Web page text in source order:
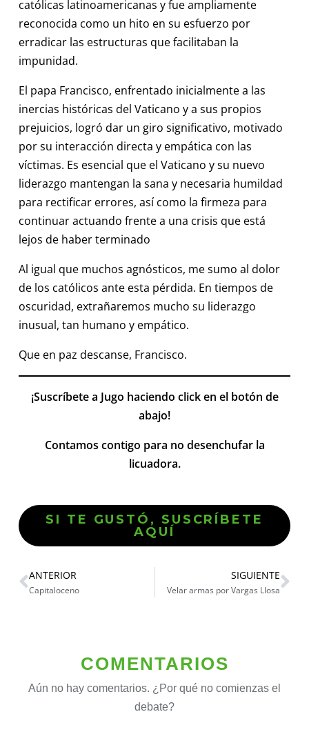
católicas latinoamericanas y fue ampliamente
reconocida como un hito en su esfuerzo por
erradicar las estructuras que facilitaban la
impunidad.
El papa Francisco, enfrentado inicialmente a las
inercias históricas del Vaticano y a sus propios
prejuicios, logró dar un giro significativo, motivado
por su interacción directa y empática con las
víctimas. Es esencial que el Vaticano y su nuevo
liderazgo mantengan la sana y necesaria humildad
para rectificar errores, así como la firmeza para
continuar actuando frente a una crisis que está
lejos de haber terminado
Al igual que muchos agnósticos, me sumo al dolor
de los católicos ante esta pérdida. En tiempos de
oscuridad, extrañaremos mucho su liderazgo
inusual, tan humano y empático.
Que en paz descanse, Francisco.
¡Suscríbete a Jugo haciendo click en el botón de
abajo!
Contamos contigo para no desenchufar la
licuadora.
SI TE GUSTÓ, SUSCRÍBETE
AQUÍ
ANTERIOR
Capitaloceno
SIGUIENTE
Velar armas por Vargas Llosa
COMENTARIOS
Aún no hay comentarios. ¿Por qué no comienzas el
debate?